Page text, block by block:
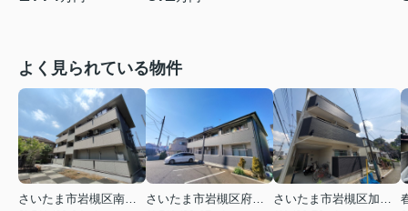
よく見られている物件
さいたま市岩槻区南平野４丁目
さいたま市岩槻区府内１丁目
さいたま市岩槻区加倉１丁目